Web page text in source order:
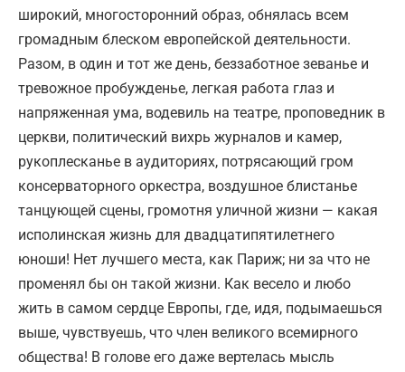
широкий, многосторонний образ, обнялась всем
громадным блеском европейской деятельности.
Разом, в один и тот же день, беззаботное зеванье и
тревожное пробужденье, легкая работа глаз и
напряженная ума, водевиль на театре, проповедник в
церкви, политический вихрь журналов и камер,
рукоплесканье в аудиториях, потрясающий гром
консерваторного оркестра, воздушное блистанье
танцующей сцены, громотня уличной жизни — какая
исполинская жизнь для двадцатипятилетнего
юноши! Нет лучшего места, как Париж; ни за что не
променял бы он такой жизни. Как весело и любо
жить в самом сердце Европы, где, идя, подымаешься
выше, чувствуешь, что член великого всемирного
общества! В голове его даже вертелась мысль